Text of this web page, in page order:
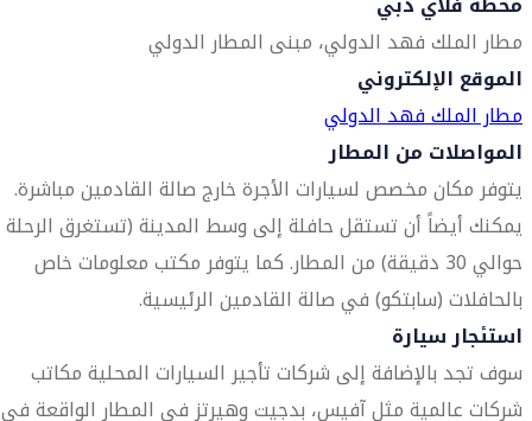
مطار الملك فهد الدولي، مبنى المطار الدولي
الموقع الإلكتروني
مطار الملك فهد الدولي
المواصلات من المطار
يتوفر مكان مخصص لسيارات الأجرة خارج صالة القادمين مباشرة.
يمكنك أيضاً أن تستقل حافلة إلى وسط المدينة (تستغرق الرحلة
حوالي 30 دقيقة) من المطار. كما يتوفر مكتب معلومات خاص
بالحافلات (سابتكو) في صالة القادمين الرئيسية.
استئجار سيارة
سوف تجد بالإضافة إلى شركات تأجير السيارات المحلية مكاتب
شركات عالمية مثل آفيس، بدجيت وهيرتز في المطار الواقعة في